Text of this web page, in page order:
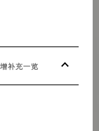
补充一览